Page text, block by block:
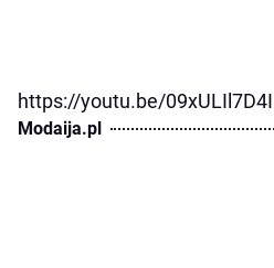
https://youtu.be/09xULIl7D4I
Modaija.pl